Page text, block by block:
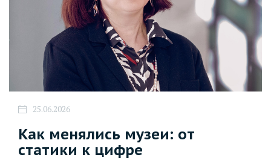
25.06.2026
Как менялись музеи: от
статики к цифре